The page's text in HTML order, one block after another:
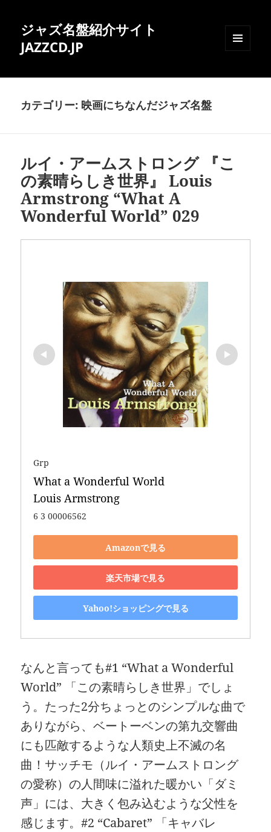
ジャズ名盤紹介サイト
JAZZCD.JP
ィジェ
カテゴリー: 映画にちなんだジャズ名盤
ルイ・アームストロング 『こ
の素晴らしき世界』 Louis
Armstrong “What A
Wonderful World” 029
Grp
What a Wonderful World
Louis Armstrong
6 3 00006562
Amazonで見る
楽天市場で見る
Yahoo!ショッピングで見る
なんと言っても#1 “What a Wonderful
World” 「この素晴らしき世界」でしょ
う。たった2分ちょっとのシンプルな曲で
ありながら、ベートーベンの第九交響曲
にも匹敵するような人類史上不滅の名
曲！サッチモ（ルイ・アームストロング
の愛称）の人間味に溢れた暖かい「ダミ
声」には、大きく包み込むような父性を
感じます。#2 “Cabaret” 「キャバレ